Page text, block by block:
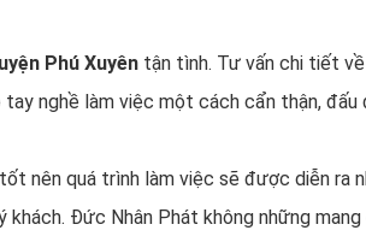
Phú Xuyên tận tình. Tư vấn chi tiết
nghề làm việc một cách cẩn thận, đấu
nên quá trình làm việc sẽ được diễn ra
khách. Đức Nhân Phát không những